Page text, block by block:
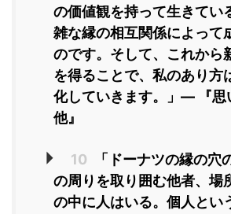
の価値観を持って生きてい
雑な縁の相互関係によって
のです。そして、これから
を得ることで、私のあり方
化していきます。」― 『思
他』
10
「ドーナツの縁の穴
の周りを取り囲む他者、場
の中に人はいる。個人とい